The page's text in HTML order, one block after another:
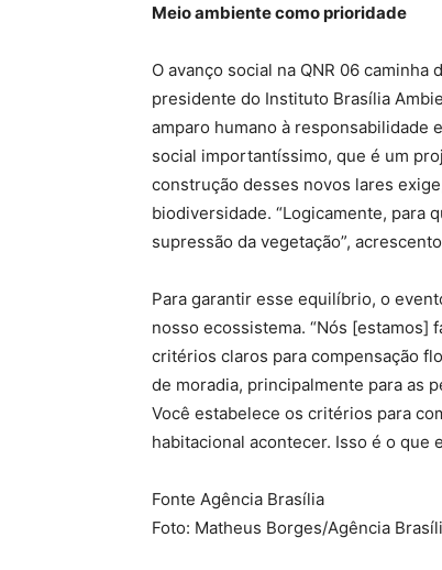
Meio ambiente como prioridade
O avanço social na QNR 06
presidente do Instituto Brasília
amparo humano à responsabilidade
social importantíssimo, que é um
construção desses novos lares
biodiversidade. “Logicamente, para
supressão da vegetação”,
Para garantir esse equilíbrio, o
nosso ecossistema. “Nós [estamos]
critérios claros para compensação
de moradia, principalmente para as
Você estabelece os critérios para
habitacional acontecer. Isso é o que
Fonte Agência Brasília
Foto: Matheus Borges/Agência